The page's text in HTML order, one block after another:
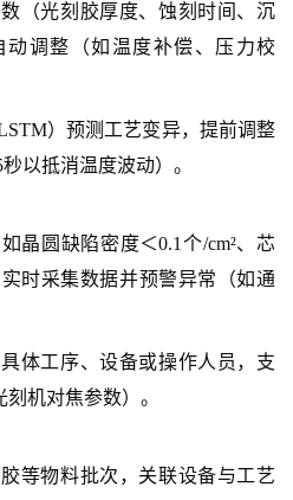
（光刻胶厚度、蚀刻时间、沉
调整（如温度补偿、压力校
）预测工艺变异，提前调整
以抵消温度波动）。
晶圆缺陷密度＜0.1个/cm²、芯
时采集数据并预警异常（如通
体工序、设备或操作人员，支
机对焦参数）。
等物料批次，关联设备与工艺